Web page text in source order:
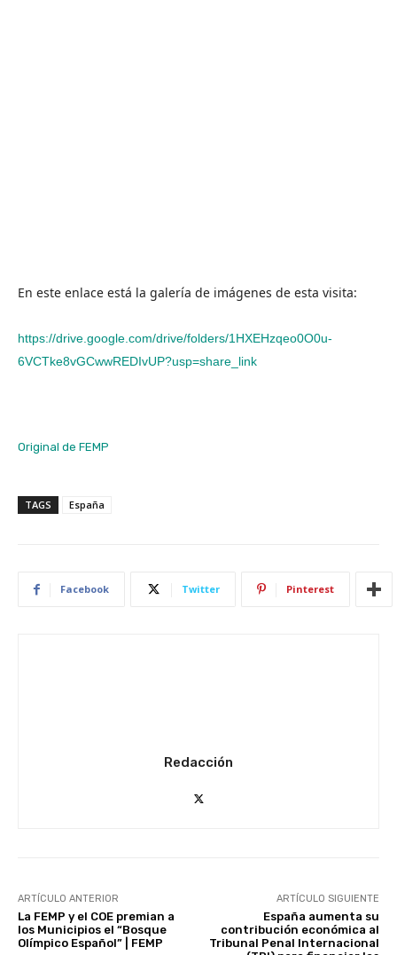
En este enlace está la galería de imágenes de esta visita:
https://drive.google.com/drive/folders/1HXEHzqeo0O0u-
6VCTke8vGCwwREDIvUP?usp=share_link
Original de FEMP
TAGS España
Facebook Twitter Pinterest
Redacción
ARTÍCULO ANTERIOR
La FEMP y el COE premian a
los Municipios el “Bosque
Olímpico Español” | FEMP
ARTÍCULO SIGUIENTE
España aumenta su
contribución económica al
Tribunal Penal Internacional